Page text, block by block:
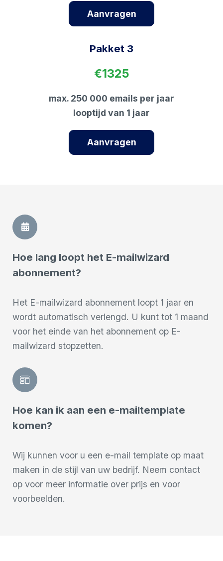
Aanvragen
Pakket 3
€1325
max. 250 000 emails per jaar
looptijd van 1 jaar
Aanvragen
Hoe lang loopt het E-mailwizard
abonnement?
Het E-mailwizard abonnement loopt 1 jaar en
wordt automatisch verlengd. U kunt tot 1 maand
voor het einde van het abonnement op E-
mailwizard stopzetten.
Hoe kan ik aan een e-mailtemplate
komen?
Wij kunnen voor u een e-mail template op maat
maken in de stijl van uw bedrijf. Neem contact
op voor meer informatie over prijs en voor
voorbeelden.